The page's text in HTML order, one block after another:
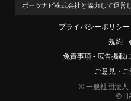
ポーツナビ株式会社と協力して運営
プライバシーポリシー
規約
免責事項
広告掲載
ご意見・ご
© 一般社団法人
©